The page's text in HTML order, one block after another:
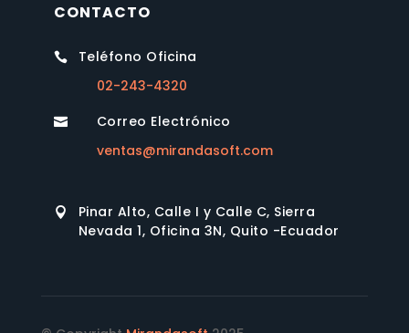
CONTACTO

Teléfono Oficina
02-243-4320

Correo Electrónico
ventas@mirandasoft.com

Pinar Alto, Calle I y Calle C, Sierra
Nevada 1, Oficina 3N, Quito -Ecuador